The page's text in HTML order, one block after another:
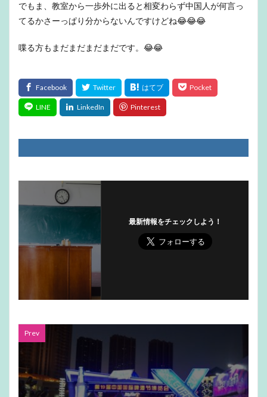
でもま、教室から一歩外に出ると相変わらず中国人が何言っ
てるかさーっぱり分からないんですけどね😂😂😂
喋る方もまだまだまだまだです。😂😂
最新情報をチェックしよう！
Prev